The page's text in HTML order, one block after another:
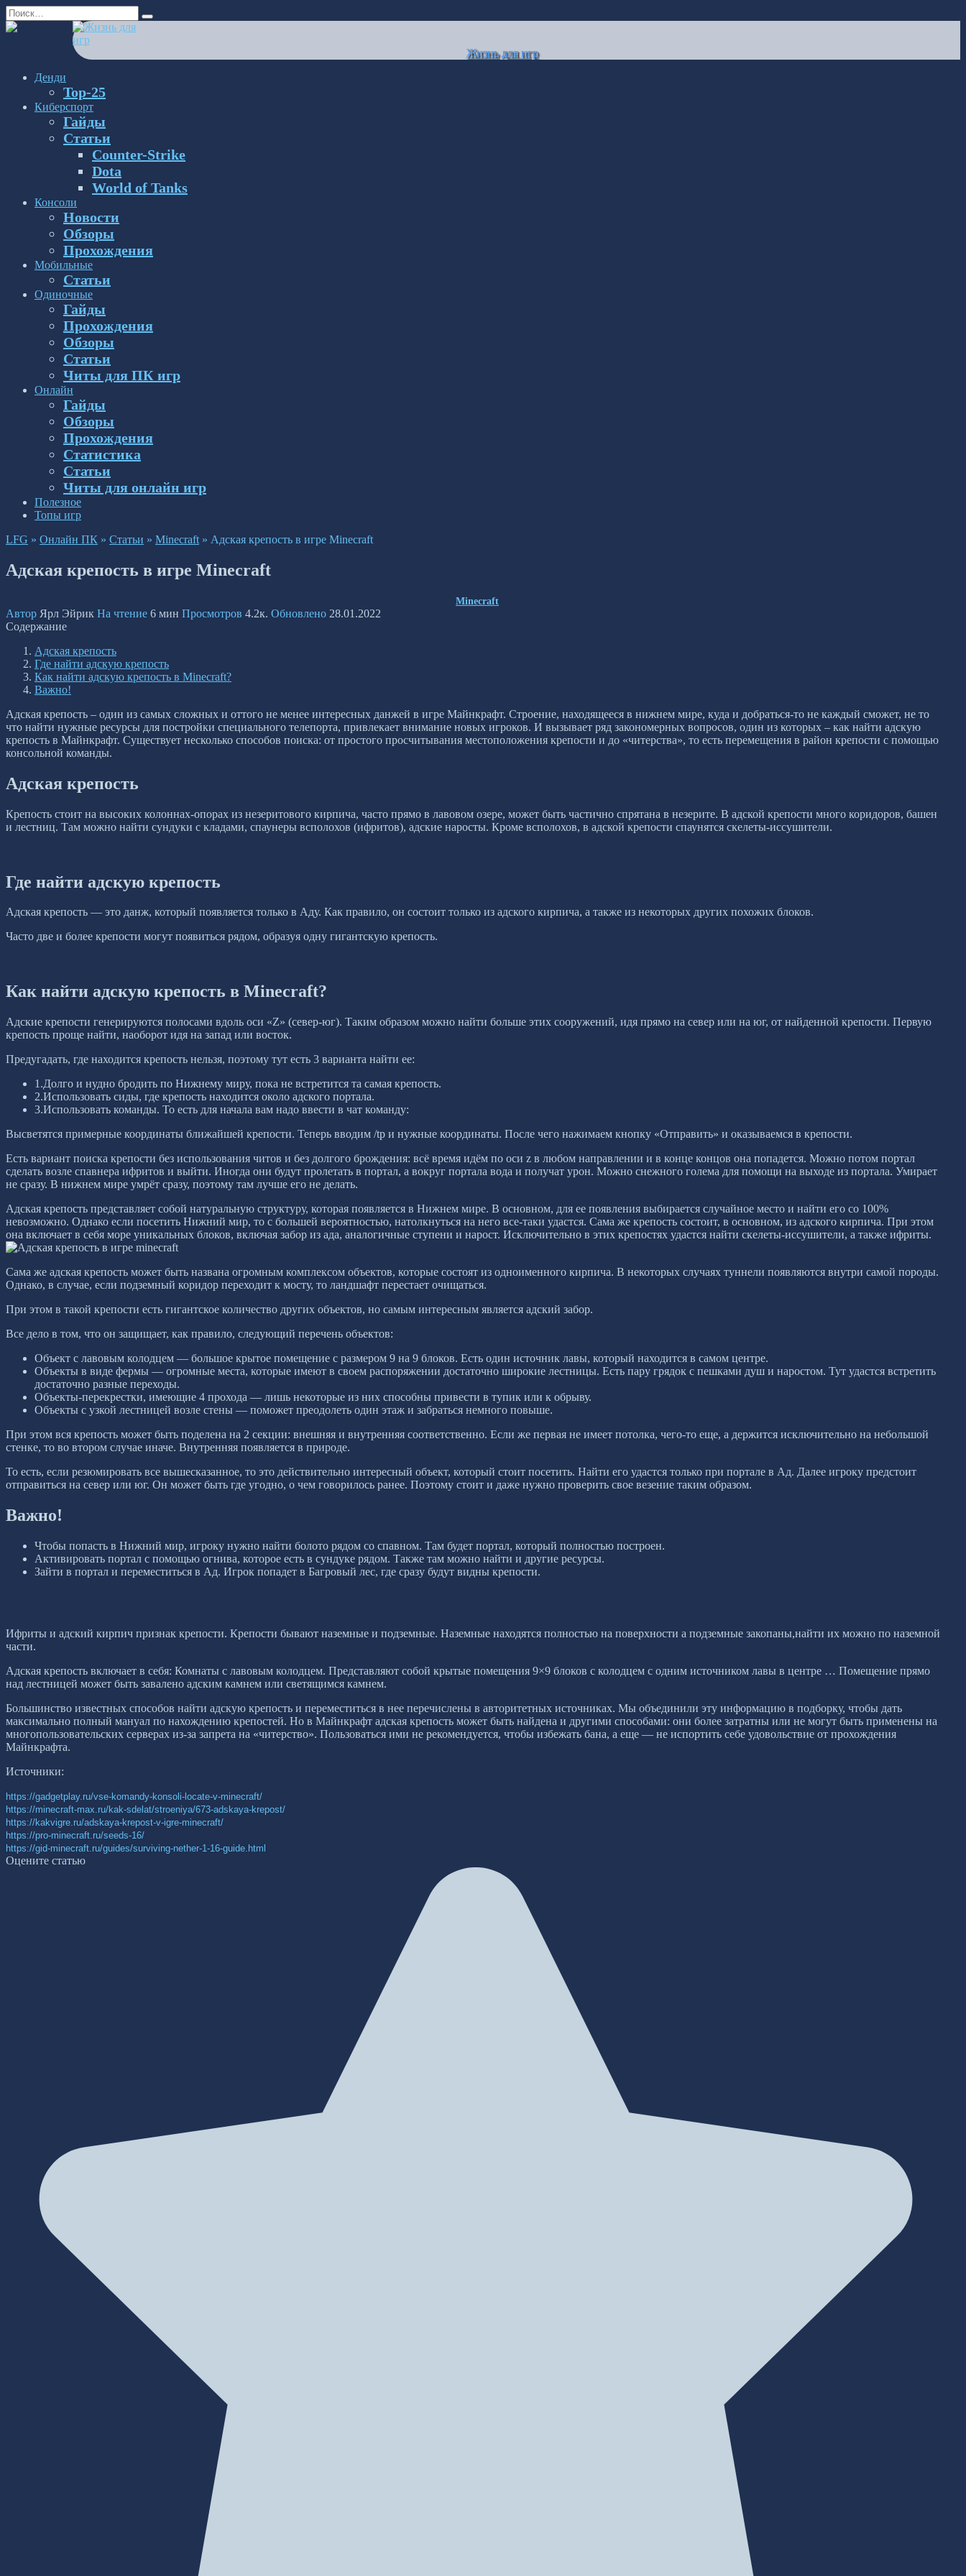
Перейти
к
Search
for:
Жизнь для игр
Денди
Top-25
Киберспорт
Гайды
Статьи
Counter-Strike
Dota
World of Tanks
Консоли
Новости
Обзоры
Прохождения
Мобильные
Статьи
Одиночные
Гайды
Прохождения
Обзоры
Статьи
Читы для ПК игр
Онлайн
Гайды
Обзоры
Прохождения
Статистика
Статьи
Читы для онлайн игр
Полезное
Топы игр
LFG » Онлайн ПК » Статьи » Minecraft » Адская крепость в игре Minecraft
Адская крепость в игре Minecraft
Minecraft
Автор Ярл Эйрик На чтение 6 мин Просмотров 4.2к. Обновлено 28.01.2022
Содержание
Адская крепость
Где найти адскую крепость
Как найти адскую крепость в Minecraft?
Важно!
Адская крепость – один из самых сложных и оттого не менее интересных данжей в игре Майнкрафт. Строение, находящееся в нижнем мире, куда и добраться-то не каждый сможет, не то
что найти нужные ресурсы для постройки специального телепорта, привлекает внимание новых игроков. И вызывает ряд закономерных вопросов, один из которых – как найти адскую
крепость в Майнкрафт. Существует несколько способов поиска: от простого просчитывания местоположения крепости и до «читерства», то есть перемещения в район крепости с помощью
консольной команды.
Адская крепость
Крепость стоит на высоких колоннах-опорах из незеритового кирпича, часто прямо в лавовом озере, может быть частично спрятана в незерите. В адской крепости много коридоров, башен
и лестниц. Там можно найти сундуки с кладами, спаунеры всполохов (ифритов), адские наросты. Кроме всполохов, в адской крепости спаунятся скелеты-иссушители.
Где найти адскую крепость
Адская крепость — это данж, который появляется только в Аду. Как правило, он состоит только из адского кирпича, а также из некоторых других похожих блоков.
Часто две и более крепости могут появиться рядом, образуя одну гигантскую крепость.
Как найти адскую крепость в Minecraft?
Адские крепости генерируются полосами вдоль оси «Z» (север-юг). Таким образом можно найти больше этих сооружений, идя прямо на север или на юг, от найденной крепости. Первую
крепость проще найти, наоборот идя на запад или восток.
Предугадать, где находится крепость нельзя, поэтому тут есть 3 варианта найти ее:
1.Долго и нудно бродить по Нижнему миру, пока не встретится та самая крепость.
2.Использовать сиды, где крепость находится около адского портала.
3.Использовать команды. То есть для начала вам надо ввести в чат команду:
Высветятся примерные координаты ближайшей крепости. Теперь вводим /tp и нужные координаты. После чего нажимаем кнопку «Отправить» и оказываемся в крепости.
Есть вариант поиска крепости без использования читов и без долгого брождения: всё время идём по оси z в любом направлении и в конце концов она попадется. Можно потом портал
сделать возле спавнера ифритов и выйти. Иногда они будут пролетать в портал, а вокруг портала вода и получат урон. Можно снежного голема для помощи на выходе из портала. Умирает
не сразу. В нижнем мире умрёт сразу, поэтому там лучше его не делать.
Адская крепость представляет собой натуральную структуру, которая появляется в Нижнем мире. В основном, для ее появления выбирается случайное место и найти его со 100%
невозможно. Однако если посетить Нижний мир, то с большей вероятностью, натолкнуться на него все-таки удастся. Сама же крепость состоит, в основном, из адского кирпича. При этом
она включает в себя море уникальных блоков, включая забор из ада, аналогичные ступени и нарост. Исключительно в этих крепостях удастся найти скелеты-иссушители, а также ифриты.
Сама же адская крепость может быть названа огромным комплексом объектов, которые состоят из одноименного кирпича. В некоторых случаях туннели появляются внутри самой породы.
Однако, в случае, если подземный коридор переходит к мосту, то ландшафт перестает очищаться.
При этом в такой крепости есть гигантское количество других объектов, но самым интересным является адский забор.
Все дело в том, что он защищает, как правило, следующий перечень объектов:
Объект с лавовым колодцем — большое крытое помещение с размером 9 на 9 блоков. Есть один источник лавы, который находится в самом центре.
Объекты в виде фермы — огромные места, которые имеют в своем распоряжении достаточно широкие лестницы. Есть пару грядок с пешками душ и наростом. Тут удастся встретить
достаточно разные переходы.
Объекты-перекрестки, имеющие 4 прохода — лишь некоторые из них способны привести в тупик или к обрыву.
Объекты с узкой лестницей возле стены — поможет преодолеть один этаж и забраться немного повыше.
При этом вся крепость может быть поделена на 2 секции: внешняя и внутренняя соответственно. Если же первая не имеет потолка, чего-то еще, а держится исключительно на небольшой
стенке, то во втором случае иначе. Внутренняя появляется в природе.
То есть, если резюмировать все вышесказанное, то это действительно интересный объект, который стоит посетить. Найти его удастся только при портале в Ад. Далее игроку предстоит
отправиться на север или юг. Он может быть где угодно, о чем говорилось ранее. Поэтому стоит и даже нужно проверить свое везение таким образом.
Важно!
Чтобы попасть в Нижний мир, игроку нужно найти болото рядом со спавном. Там будет портал, который полностью построен.
Активировать портал с помощью огнива, которое есть в сундуке рядом. Также там можно найти и другие ресурсы.
Зайти в портал и переместиться в Ад. Игрок попадет в Багровый лес, где сразу будут видны крепости.
Ифриты и адский кирпич признак крепости. Крепости бывают наземные и подземные. Наземные находятся полностью на поверхности а подземные закопаны,найти их можно по наземной
части.
Адская крепость включает в себя: Комнаты с лавовым колодцем. Представляют собой крытые помещения 9×9 блоков с колодцем с одним источником лавы в центре … Помещение прямо
над лестницей может быть завалено адским камнем или светящимся камнем.
Большинство известных способов найти адскую крепость и переместиться в нее перечислены в авторитетных источниках. Мы объединили эту информацию в подборку, чтобы дать
максимально полный мануал по нахождению крепостей. Но в Майнкрафт адская крепость может быть найдена и другими способами: они более затратны или не могут быть применены на
многопользовательских серверах из-за запрета на «читерство». Пользоваться ими не рекомендуется, чтобы избежать бана, а еще — не испортить себе удовольствие от прохождения
Майнкрафта.
Источники:
https://gadgetplay.ru/vse-komandy-konsoli-locate-v-minecraft/
https://minecraft-max.ru/kak-sdelat/stroeniya/673-adskaya-krepost/
https://kakvigre.ru/adskaya-krepost-v-igre-minecraft/
https://pro-minecraft.ru/seeds-16/
https://gid-minecraft.ru/guides/surviving-nether-1-16-guide.html
Оцените статью